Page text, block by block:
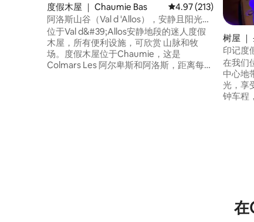
度假木屋 ｜ Chaumie Bas 平均评分 4.97 分（满
4.97 (213)
阿洛斯山谷（Val d 'Allos），安静且阳光明
媚的度假木屋，配备无线网络
位于Val d&#39;Allos安静地段的迷人度假
木屋，所有便利设施，可欣赏 山脉和牧
场。度假木屋位于Chaumie，这是
Colmars Les 阿尔卑斯和阿洛斯，距离每个
树屋 ｜
印记度
在我们
中心地
光，享受户外水
钟车程
在